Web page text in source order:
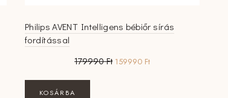
Philips AVENT Intelligens bébiőr sírás
fordítással
179990Ft Original
159990 FtCurrent
KOSÁRBA